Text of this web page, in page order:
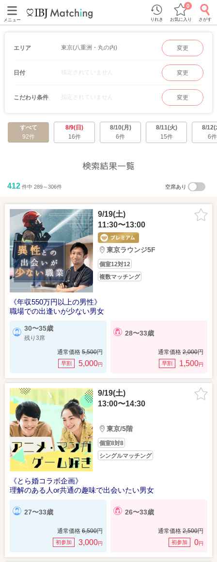
メニュー りれき お気に入り
0
さがす
エリア 東京(八重洲・丸の内) 変更
日付 指定されていません 変更
こだわり条件 指定されていません 変更
すべて
92件
8/9(日)
16件
8/10(月)
6件
8/11(火)
15件
8/12(
6件
検索結果一覧
412 件中 289～306件 空席あり
9/19(土)
11:30〜13:00
東京ラウンジ5F
個室12対12
複数マッチング
《年収550万円以上の男性》
職場での出逢いが少ない男女
30〜35歳
残り3席
通常価格 5,500円
早割 5,000円
28〜33歳
通常価格 2,000円
早割 1,500円
9/19(土)
13:00〜14:30
東京/5階
個室8対8
シングルマッチング
《とら婚コラボ企画》
理解のある人or共通の趣味で出会いたい男女
27〜33歳
通常価格 6,500円
初参加 3,000円
26〜33歳
通常価格 2,500円
初参加 0円